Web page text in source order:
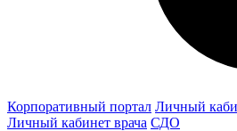
Корпоративный портал Личный
Личный кабинет врача СДО